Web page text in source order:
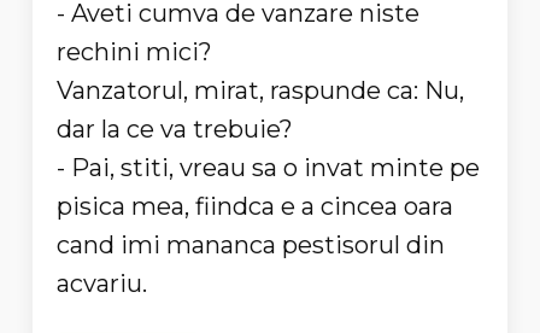
- Aveti cumva de vanzare niste
rechini mici?
Vanzatorul, mirat, raspunde ca: Nu,
dar la ce va trebuie?
- Pai, stiti, vreau sa o invat minte pe
pisica mea, fiindca e a cincea oara
cand imi mananca pestisorul din
acvariu.